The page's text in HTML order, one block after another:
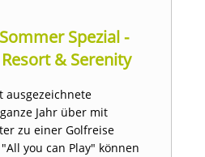
Spezial -
& Serenity
ausgezeichnete
Jahr über mit
zu einer Golfreise
you can Play" können